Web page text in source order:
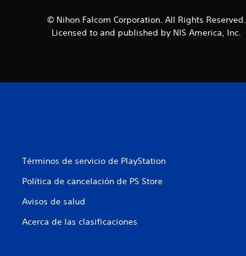
© Nihon Falcom Corporation. All Rights Reserved.
Licensed to and published by NIS America, Inc.
Términos de servicio de PlayStation
Política de cancelación de PS Store
Avisos de salud
Acerca de las clasificaciones